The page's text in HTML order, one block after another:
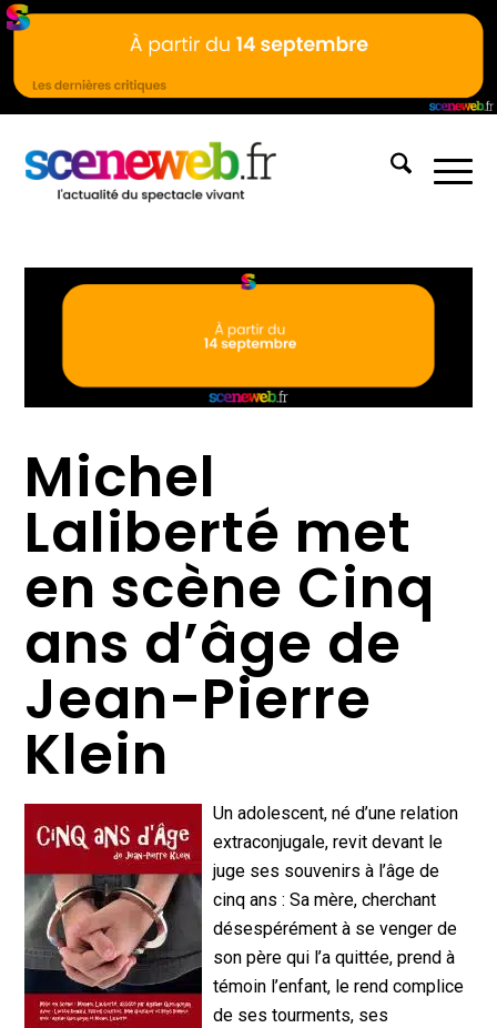
Michel
Laliberté met
en scène Cinq
ans d’âge de
Jean-Pierre
Klein
Un adolescent, né d’une relation
extraconjugale, revit devant le
juge ses souvenirs à l’âge de
cinq ans : Sa mère, cherchant
désespérément à se venger de
son père qui l’a quittée, prend à
témoin l’enfant, le rend complice
de ses tourments, ses